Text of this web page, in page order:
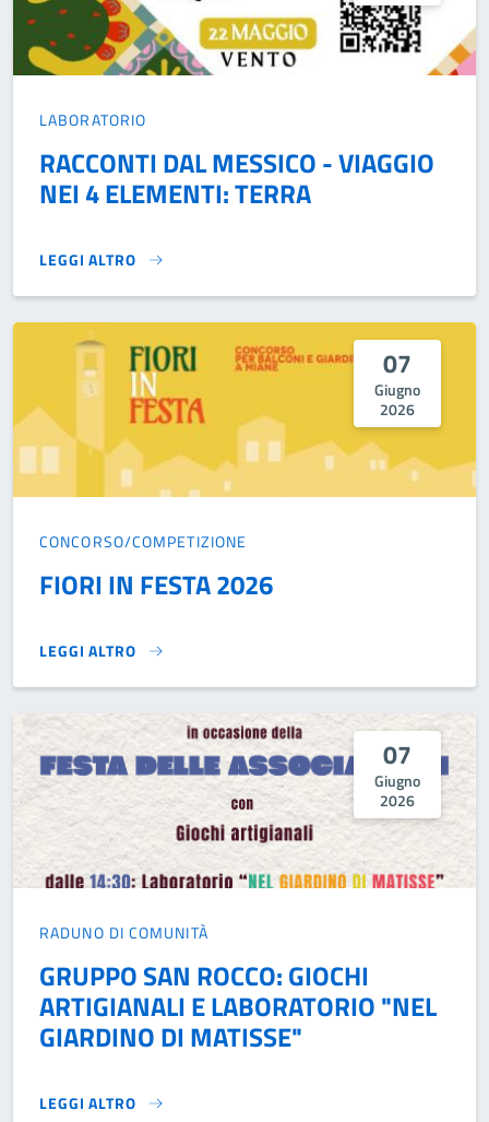
LABORATORIO
RACCONTI DAL MESSICO - VIAGGIO
NEI 4 ELEMENTI: TERRA
LEGGI ALTRO
RACCONTI DAL MESSICO - VIAGGIO NEI 4 ELEMENTI:
07
Giugno
2026
CONCORSO/COMPETIZIONE
FIORI IN FESTA 2026
LEGGI ALTRO
FIORI IN FESTA 2026}
07
Giugno
2026
RADUNO DI COMUNITÀ
GRUPPO SAN ROCCO: GIOCHI
ARTIGIANALI E LABORATORIO "NEL
GIARDINO DI MATISSE"
LEGGI ALTRO
GRUPPO SAN ROCCO: GIOCHI ARTIGIANALI E